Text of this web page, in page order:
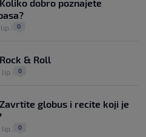
dobro poznajete
0
& Roll
lip. 0
globus i recite koji je
lip. 0